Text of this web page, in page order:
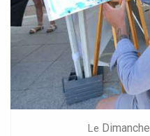
Le Dimanche